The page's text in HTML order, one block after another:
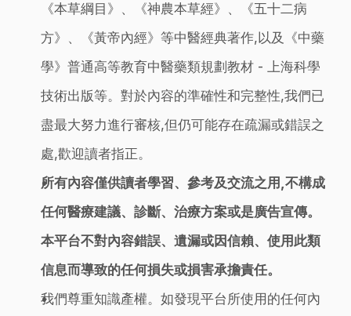
《本草綱目》、《神農本草經》、《五十二病
方》、《黃帝內經》等中醫經典著作,以及《中藥
學》普通高等教育中醫藥類規劃教材 - 上海科學
技術出版等。對於內容的準確性和完整性,我們已
盡最大努力進行審核,但仍可能存在疏漏或錯誤之
處,歡迎讀者指正。
所有內容僅供讀者學習、參考及交流之用,不構成
任何醫療建議、診斷、治療方案或是廣告宣傳。
本平台不對內容錯誤、遺漏或因信賴、使用此類
信息而導致的任何損失或損害承擔責任。
我們尊重知識產權。如發現平台所使用的任何內